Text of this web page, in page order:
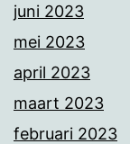
juni 2023
mei 2023
april 2023
maart 2023
februari 2023